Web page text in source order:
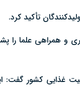
تأکید کرد.
و همراهی علما را
غذایی کشور گفت: